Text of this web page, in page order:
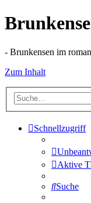
- Brunkensen im
Zum Inhalt
Schnellzugriff
Aktive
Suche